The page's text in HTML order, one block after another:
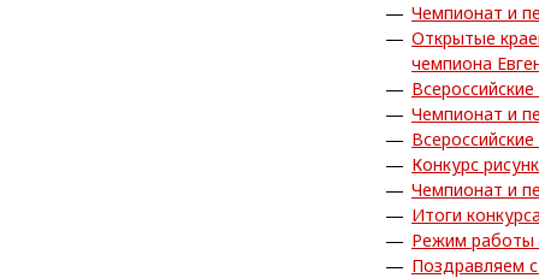
Чемпионат и
Открытые
чемпиона
Чемпионат и
Конкурс
Чемпионат и
Итоги
Режим работы
Поздравляем